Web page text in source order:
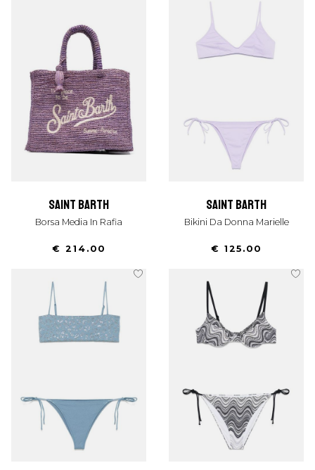
saint barth
Borsa Media In Rafia
€ 214.00
saint barth
Bikini Da Donna Marielle
€ 125.00